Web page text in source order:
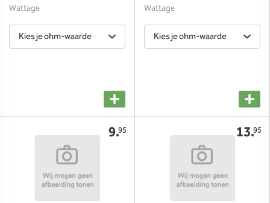
Wattage
Kies je ohm-waarde
Wattage
Kies je ohm-waarde
9.95 13.95